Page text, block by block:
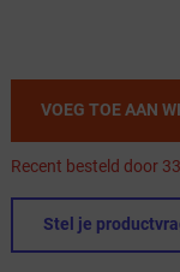
VOEG TOE AAN
Recent besteld door
Stel je